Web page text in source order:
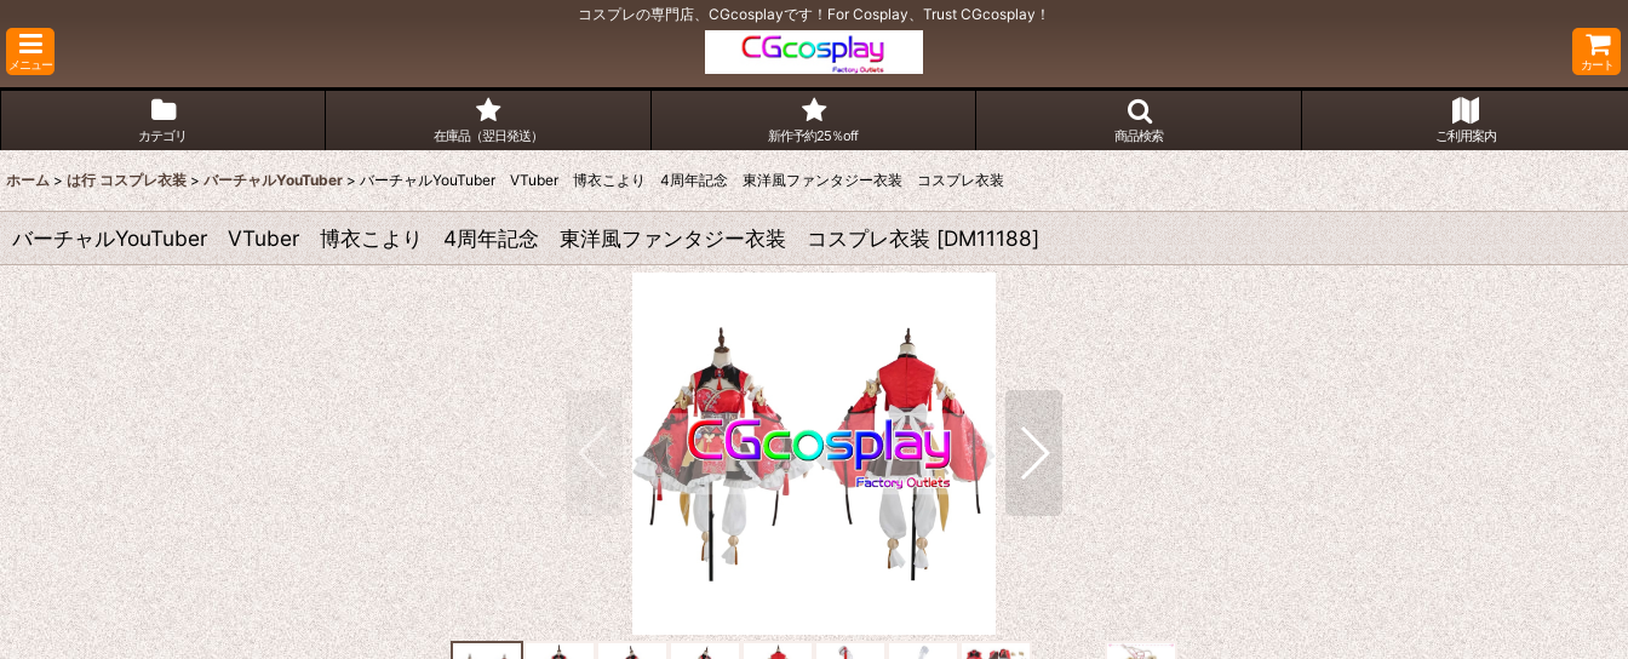
コスプレの専門店、CGcosplayです！For Cosplay、Trust CGcosplay！
メニュー カート
カテゴリ 在庫品（翌日発送） 新作予約25％off 商品検索 ご利用案内
ホーム > は行 コスプレ衣装 > バーチャルYouTuber > バーチャルYouTuber VTuber 博衣こより 4周年記念 東洋風ファンタジー衣装 コスプレ衣装
バーチャルYouTuber VTuber 博衣こより 4周年記念 東洋風ファンタジー衣装 コスプレ衣装 [DM11188]